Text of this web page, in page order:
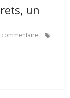
un
commentaire